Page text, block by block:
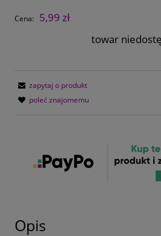
Cena:
5,99 zł
towar
zapytaj o produkt
poleć znajomemu
Opis